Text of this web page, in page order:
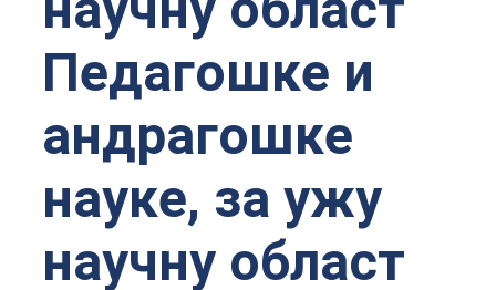
Педагошке и
андрагошке
науке, за ужу
научну област